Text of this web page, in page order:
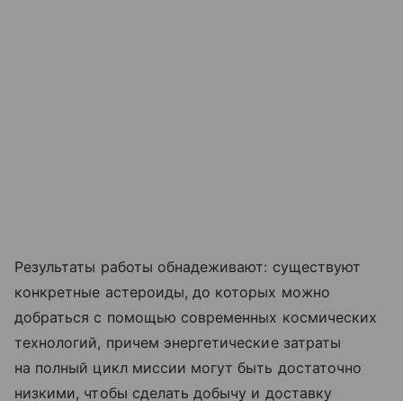
Результаты работы обнадеживают: существуют
конкретные астероиды, до которых можно
добраться с помощью современных космических
технологий, причем энергетические затраты
на полный цикл миссии могут быть достаточно
низкими, чтобы сделать добычу и доставку